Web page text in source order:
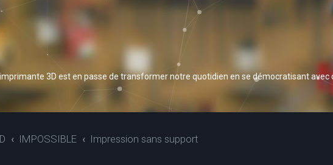
3D est en passe de transformer notre quotidien en se démocratisant
IMPOSSIBLE Impression sans support